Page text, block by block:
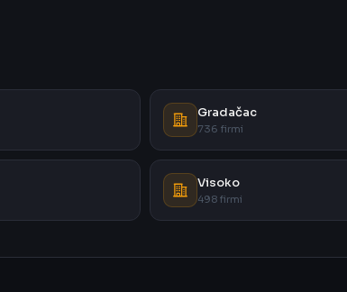
Gradačac
736 firmi
Visoko
498 firmi